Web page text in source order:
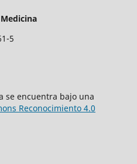
5
se encuentra bajo una
Reconocimiento 4.0